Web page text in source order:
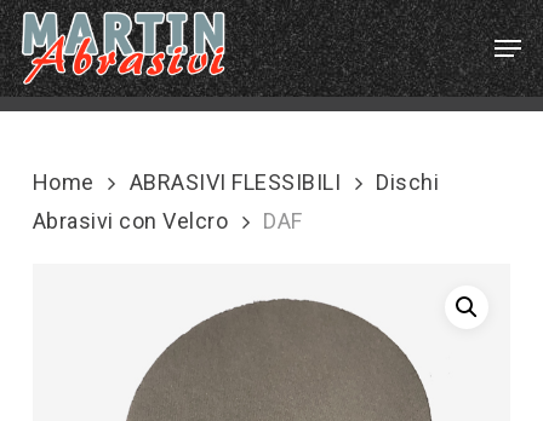
Skip
to
main
content
Home ABRASIVI FLESSIBILI
Dischi
Abrasivi con Velcro
DAF
Menu